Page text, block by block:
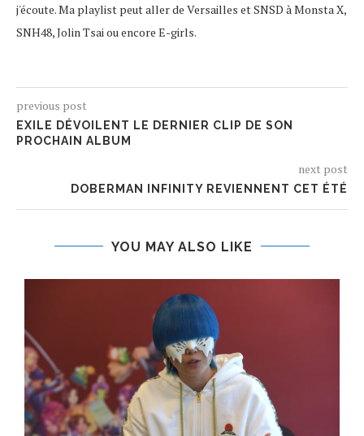
j'écoute. Ma playlist peut aller de Versailles et SNSD à Monsta X,
SNH48, Jolin Tsai ou encore E-girls.
previous post
EXILE DÉVOILENT LE DERNIER CLIP DE SON
PROCHAIN ALBUM
next post
DOBERMAN INFINITY REVIENNENT CET ÉTÉ
YOU MAY ALSO LIKE